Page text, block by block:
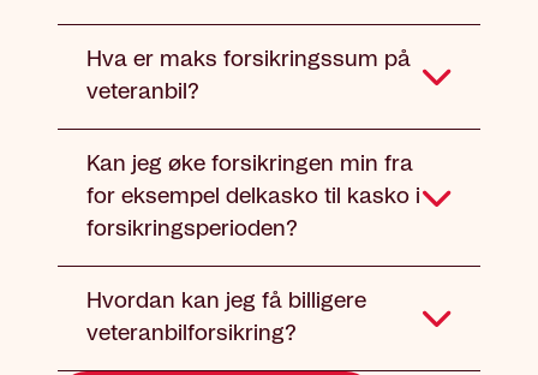
Hva er maks forsikringssum på
veteranbil?
Kan jeg øke forsikringen min fra
for eksempel delkasko til kasko i
forsikringsperioden?
Hvordan kan jeg få billigere
veteranbilforsikring?